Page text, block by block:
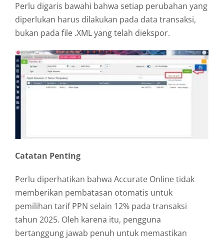
Perlu digaris bawahi bahwa setiap perubahan yang
diperlukan harus dilakukan pada data transaksi,
bukan pada file .XML yang telah diekspor.
Catatan Penting
Perlu diperhatikan bahwa Accurate Online tidak
memberikan pembatasan otomatis untuk
pemilihan tarif PPN selain 12% pada transaksi
tahun 2025. Oleh karena itu, pengguna
bertanggung jawab penuh untuk memastikan